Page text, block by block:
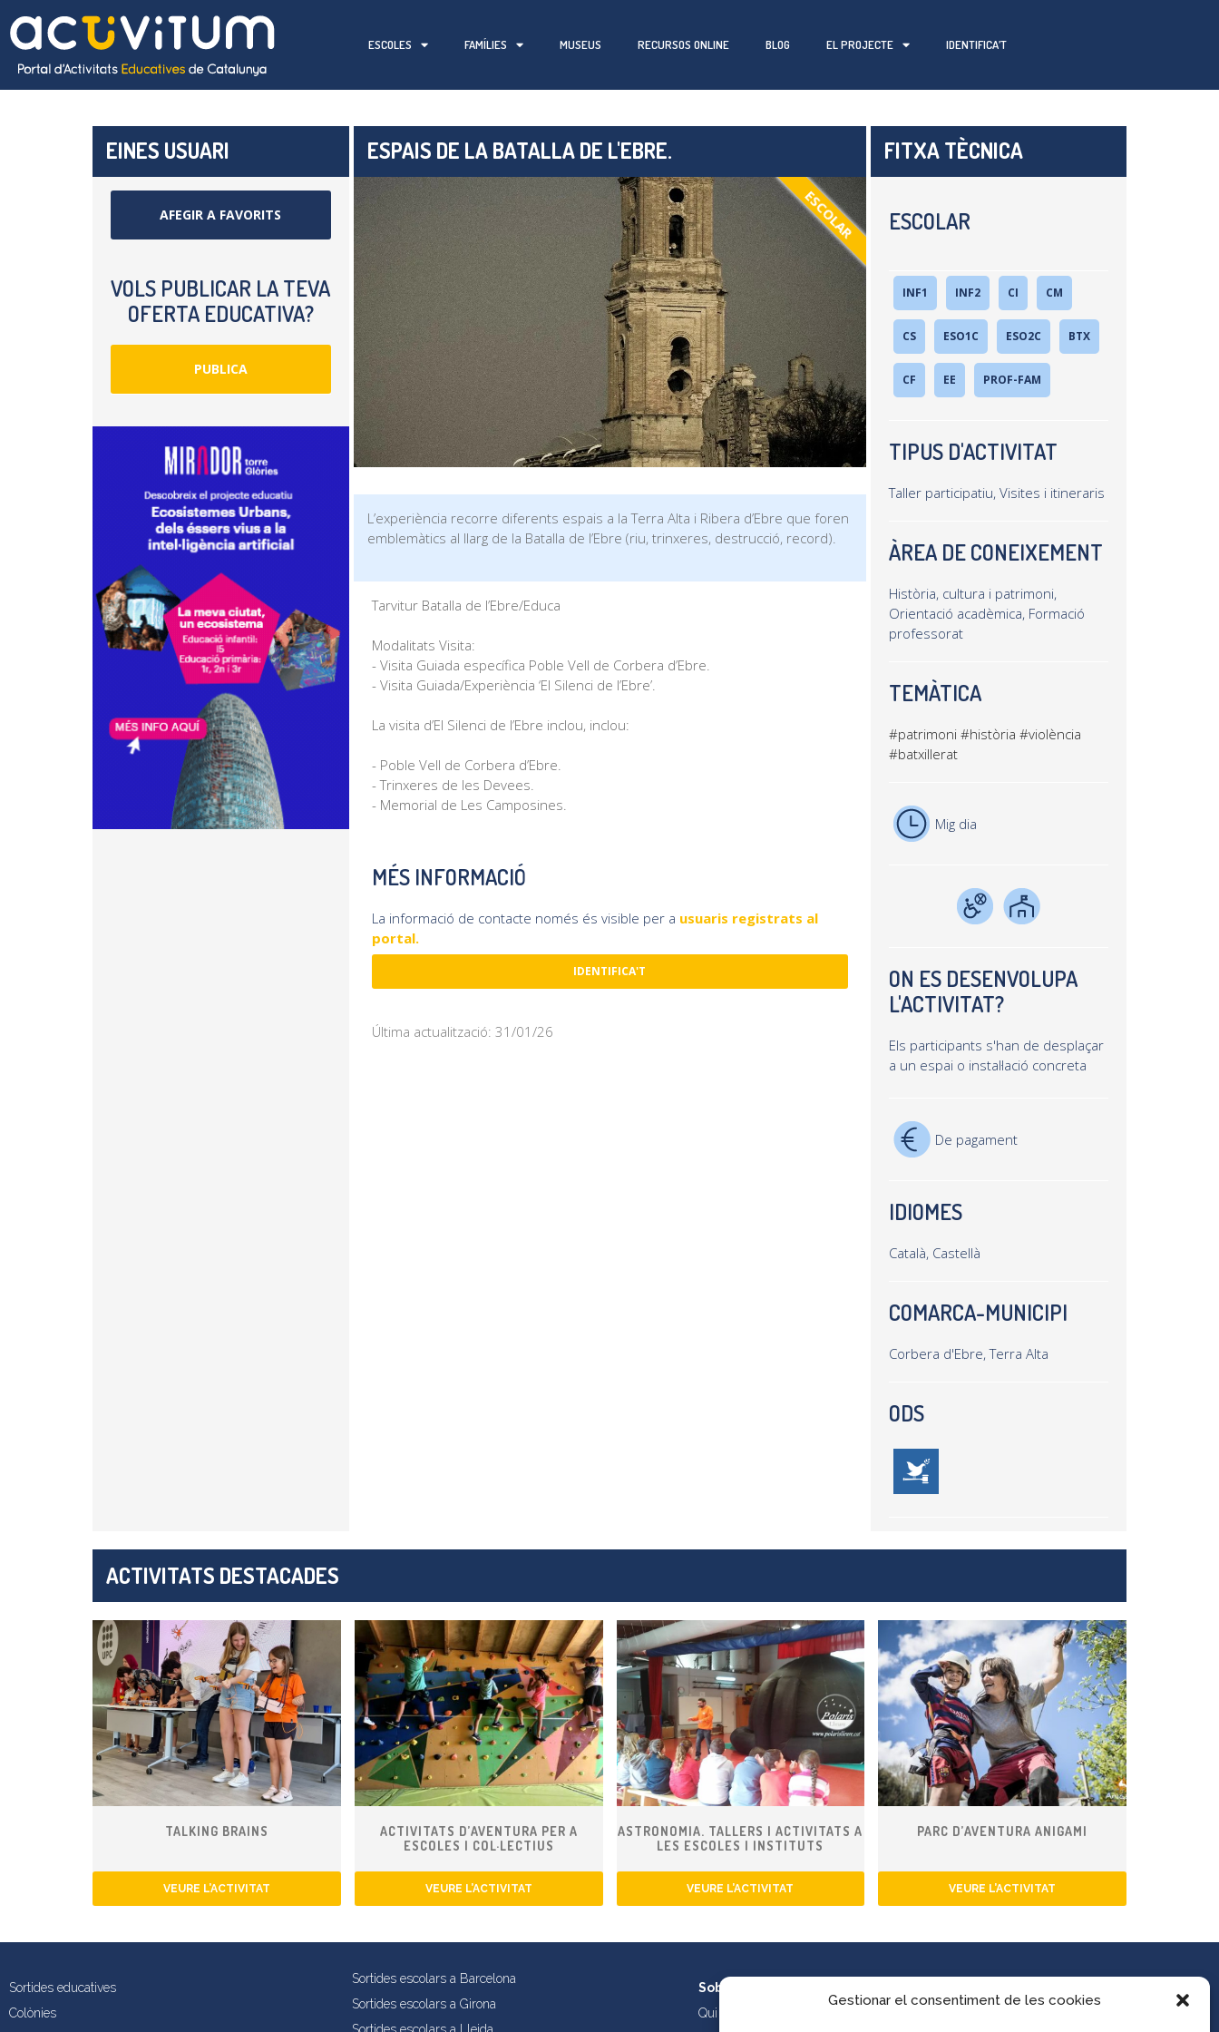
Gestionar el consentiment de les cookies
ESCOLES FAMÍLIES MUSEUS RECURSOS ONLINE BLOG EL PROJECTE IDENTIFICA’T
EINES USUARI
AFEGIR A FAVORITS
VOLS PUBLICAR LA TEVA
OFERTA EDUCATIVA?
PUBLICA
ESPAIS DE LA BATALLA DE L'EBRE.
ESCOLAR
L’experiència recorre diferents espais a la Terra Alta i Ribera d’Ebre que foren
emblemàtics al llarg de la Batalla de l’Ebre (riu, trinxeres, destrucció, record).
Tarvitur Batalla de l’Ebre/Educa
Modalitats Visita:
- Visita Guiada específica Poble Vell de Corbera d’Ebre.
- Visita Guiada/Experiència ‘El Silenci de l’Ebre’.
La visita d’El Silenci de l’Ebre inclou, inclou:
- Poble Vell de Corbera d’Ebre.
- Trinxeres de les Devees.
- Memorial de Les Camposines.
MÉS INFORMACIÓ
La informació de contacte només és visible per a usuaris registrats al
portal.
IDENTIFICA'T
Última actualització: 31/01/26
FITXA TÈCNICA
ESCOLAR
INF1 INF2 CI CM
CS ESO1C ESO2C BTX
CF EE PROF-FAM
TIPUS D'ACTIVITAT
Taller participatiu, Visites i itineraris
ÀREA DE CONEIXEMENT
Història, cultura i patrimoni,
Orientació acadèmica, Formació
professorat
TEMÀTICA
#patrimoni #història #violència
#batxillerat
Mig dia
ON ES DESENVOLUPA
L'ACTIVITAT?
Els participants s'han de desplaçar
a un espai o instal·lació concreta
De pagament
IDIOMES
Català, Castellà
COMARCA-MUNICIPI
Corbera d'Ebre, Terra Alta
ODS
ACTIVITATS DESTACADES
TALKING BRAINS
VEURE L’ACTIVITAT
ACTIVITATS D’AVENTURA PER A
ESCOLES I COL·LECTIUS
VEURE L’ACTIVITAT
ASTRONOMIA. TALLERS I ACTIVITATS A
LES ESCOLES I INSTITUTS
VEURE L’ACTIVITAT
PARC D’AVENTURA ANIGAMI
VEURE L’ACTIVITAT
Sortides educatives
Colònies
Sortides escolars a Barcelona
Sortides escolars a Girona
Sobre nosaltres
Qui som?